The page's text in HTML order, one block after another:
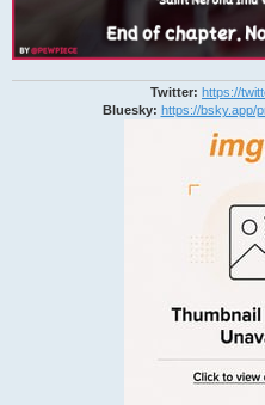
Twitter: https://
Bluesky: https://bsky.app/